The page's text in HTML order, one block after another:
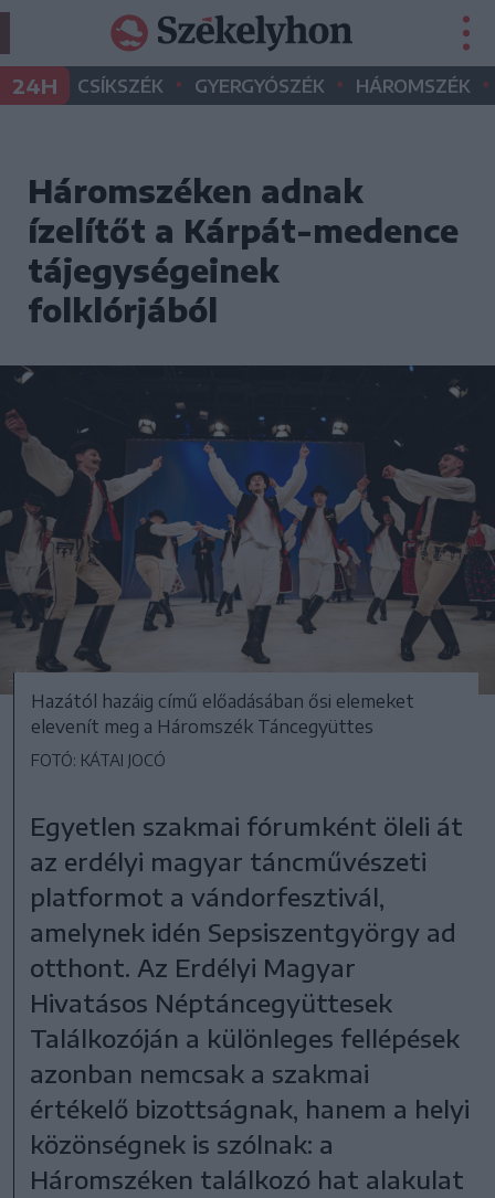
24H CSÍKSZÉK • GYERGYÓSZÉK • HÁROMSZÉK •
Háromszéken adnak
ízelítőt a Kárpát-medence
tájegységeinek
folklórjából
Hazától hazáig című előadásában ősi elemeket
elevenít meg a Háromszék Táncegyüttes
FOTÓ: KÁTAI JOCÓ
Egyetlen szakmai fórumként öleli át
az erdélyi magyar táncművészeti
platformot a vándorfesztivál,
amelynek idén Sepsiszentgyörgy ad
otthont. Az Erdélyi Magyar
Hivatásos Néptáncegyüttesek
Találkozóján a különleges fellépések
azonban nemcsak a szakmai
értékelő bizottságnak, hanem a helyi
közönségnek is szólnak: a
Háromszéken találkozó hat alakulat